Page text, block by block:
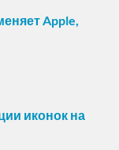
Apple,
иконок на